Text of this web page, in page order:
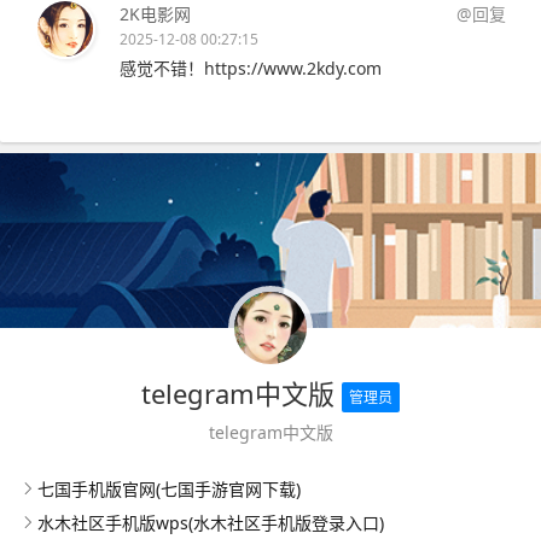
2K电影网 @回复
2025-12-08 00:27:15
感觉不错！https://www.2kdy.com
telegram中文版 管理员
telegram中文版
七国手机版官网(七国手游官网下载)
水木社区手机版wps(水木社区手机版登录入口)